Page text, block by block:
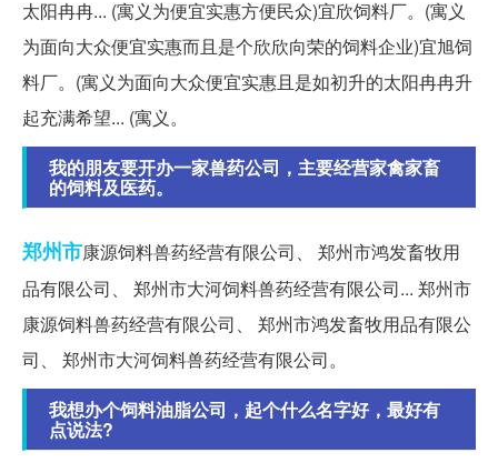
太阳冉冉... (寓义为便宜实惠方便民众)宜欣饲料厂。(寓义
为面向大众便宜实惠而且是个欣欣向荣的饲料企业)宜旭饲
料厂。(寓义为面向大众便宜实惠且是如初升的太阳冉冉升
起充满希望... (寓义。
我的朋友要开办一家兽药公司，主要经营家禽家畜
的饲料及医药。
郑州市康源饲料兽药经营有限公司、 郑州市鸿发畜牧用
品有限公司、 郑州市大河饲料兽药经营有限公司... 郑州市
康源饲料兽药经营有限公司、 郑州市鸿发畜牧用品有限公
司、 郑州市大河饲料兽药经营有限公司。
我想办个饲料油脂公司，起个什么名字好，最好有
点说法?